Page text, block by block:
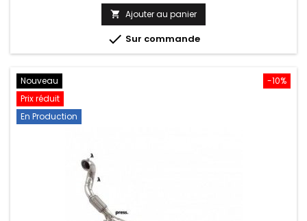
de
base
 Ajouter au panier
 Sur commande
-10%
Nouveau
Prix réduit
En Production